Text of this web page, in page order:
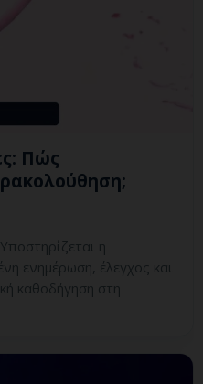
Πώς
η
ενημέρωση, έλεγχος και
καθοδήγηση στη